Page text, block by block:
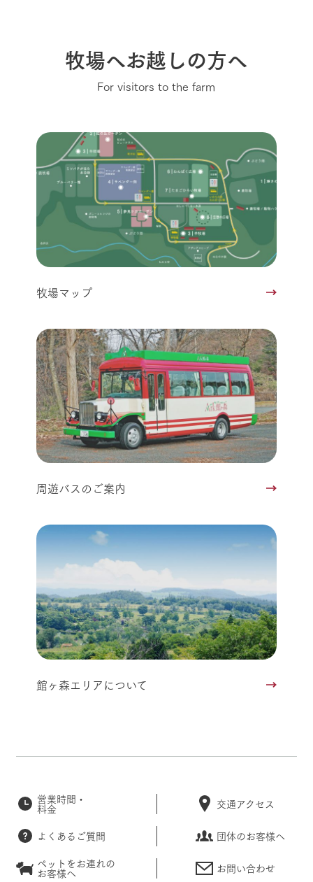
牧場へお越しの方へ
For visitors to the farm
牧場マップ
周遊バスのご案内
館ヶ森エリアについて
営業時間・
料金 交通アクセス
よくあるご質問
団体のお客様へ
ペットをお連れの
お客様へ お問い合わせ